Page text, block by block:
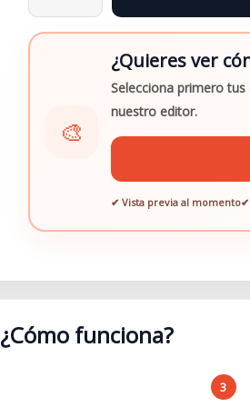
🎨
¿Quieres ver
Selecciona primero
nuestro editor.
✔ Vista previa al momento
¿Cómo funciona?
3